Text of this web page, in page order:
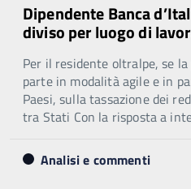
Dipendente Banca
diviso per luogo di
Per il residente oltralpe, se
parte in modalità agile e in
Paesi, sulla tassazione dei
tra Stati Con la risposta a
Analisi e commenti